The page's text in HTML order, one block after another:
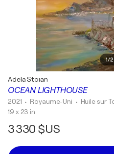
1/2
OCEAN LIGHTHOUSE
Adela Stoian
2021 • Royaume-Uni • Huile sur
19 x 23 in
3 330 $US